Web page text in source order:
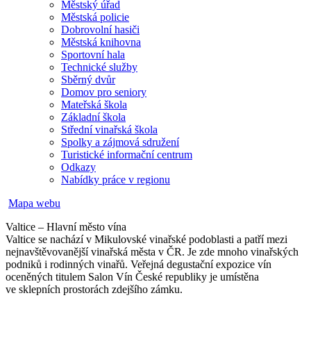
Městský úřad
Městská policie
Dobrovolní hasiči
Městská knihovna
Sportovní hala
Technické služby
Sběrný dvůr
Domov pro seniory
Mateřská škola
Základní škola
Střední vinařská škola
Spolky a zájmová sdružení
Turistické informační centrum
Odkazy
Nabídky práce v regionu
Mapa webu
Valtice – Hlavní město vína
Valtice se nachází v Mikulovské vinařské podoblasti a patří mezi
nejnavštěvovanější vinařská města v ČR. Je zde mnoho vinařských
podniků i rodinných vinařů. Veřejná degustační expozice vín
oceněných titulem Salon Vín České republiky je umístěna
ve sklepních prostorách zdejšího zámku.